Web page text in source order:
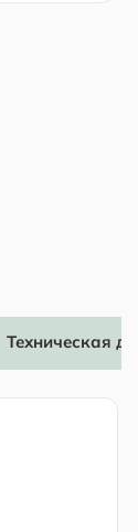
Техническая